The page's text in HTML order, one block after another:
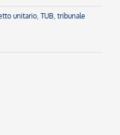
unitario, TUB, tribunale